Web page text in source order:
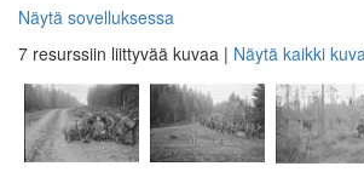
Näytä sovelluksessa
7 resurssiin liittyvää kuvaa | Näytä kaikki